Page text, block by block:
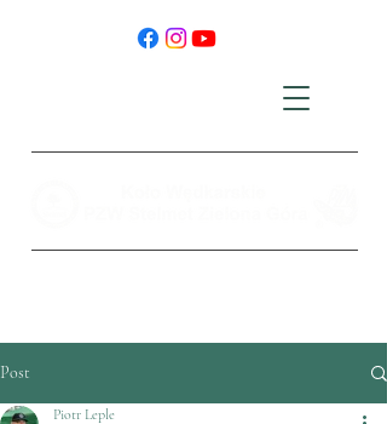
Post
Piotr Leple